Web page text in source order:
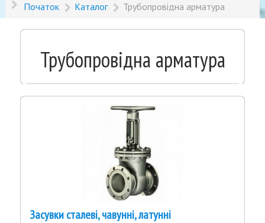
Початок Каталог Трубопровідна арматура
Трубопровідна арматура
Засувки сталеві, чавунні, латунні